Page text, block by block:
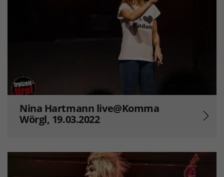
Nina Hartmann live@Komma
Wörgl, 19.03.2022